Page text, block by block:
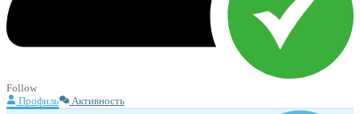
Follow
Профиль
Активность